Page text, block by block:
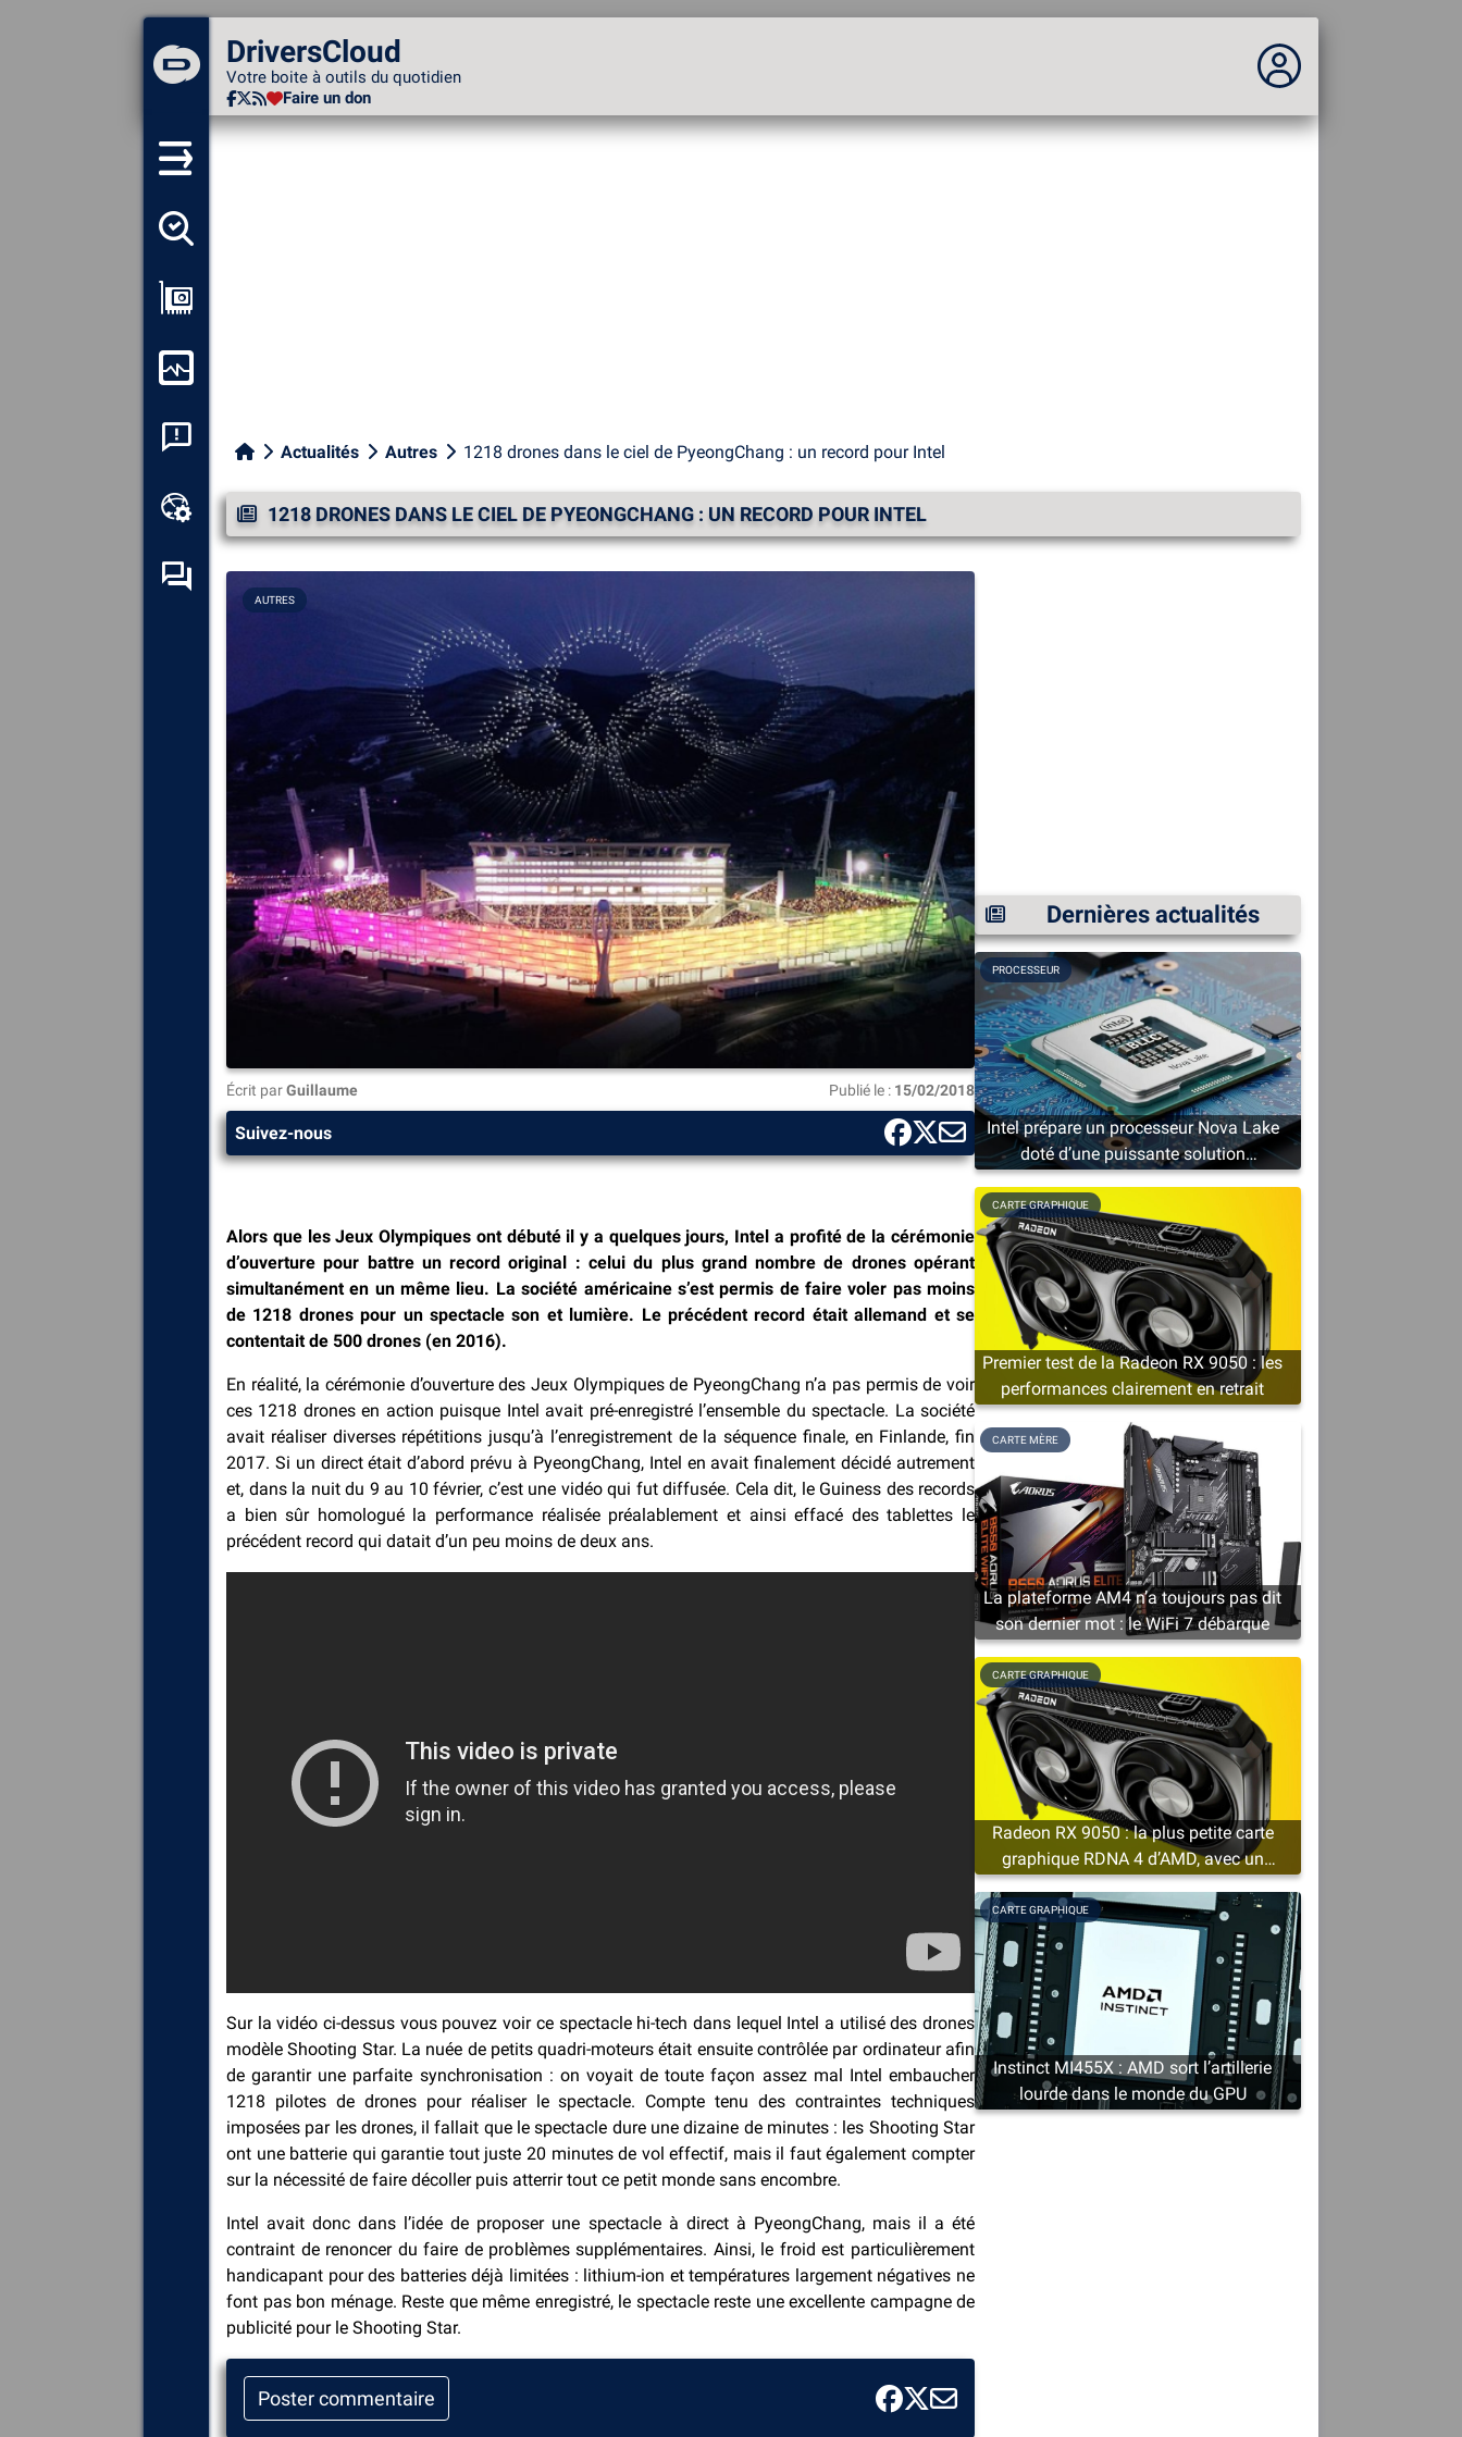
DriversCloud
Votre boite à outils du quotidien
Faire un don
Vous n'êtes pas connecté...
DriversCloud
Votre boite à outils du
quotidien
Faire un don
Boîte à outils en ligne
Forum d’entraide
tous les composants,
périphériques et logiciels
installés sur votre ordinateur.
toutes les causes provoquant
des plantages (écrans bleus).
Détectezet téléchargez tous
les pilotes manquants ou non
mis à jour sur votre système.
Actualités Autres 1218 drones dans le ciel de PyeongChang : un record pour Intel
1218 DRONES DANS LE CIEL DE PYEONGCHANG : UN RECORD POUR INTEL
AUTRES
Écrit parGuillaume Publié le : 15/02/2018
Suivez-nous
Alors que les Jeux Olympiques ont débuté il y a quelques jours, Intel a profité de la cérémonie
d’ouverture pour battre un record original : celui du plus grand nombre de drones opérant
simultanément en un même lieu. La société américaine s’est permis de faire voler pas moins
de 1218 drones pour un spectacle son et lumière. Le précédent record était allemand et se
contentait de 500 drones (en 2016).
En réalité, la cérémonie d’ouverture des Jeux Olympiques de PyeongChang n’a pas permis de voir
ces 1218 drones en action puisque Intel avait pré-enregistré l’ensemble du spectacle. La société
avait réaliser diverses répétitions jusqu’à l’enregistrement de la séquence finale, en Finlande, fin
2017. Si un direct était d’abord prévu à PyeongChang, Intel en avait finalement décidé autrement
et, dans la nuit du 9 au 10 février, c’est une vidéo qui fut diffusée. Cela dit, le Guiness des records
a bien sûr homologué la performance réalisée préalablement et ainsi effacé des tablettes le
précédent record qui datait d’un peu moins de deux ans.
Sur la vidéo ci-dessus vous pouvez voir ce spectacle hi-tech dans lequel Intel a utilisé des drones
modèle Shooting Star. La nuée de petits quadri-moteurs était ensuite contrôlée par ordinateur afin
de garantir une parfaite synchronisation : on voyait de toute façon assez mal Intel embaucher
1218 pilotes de drones pour réaliser le spectacle. Compte tenu des contraintes techniques
imposées par les drones, il fallait que le spectacle dure une dizaine de minutes : les Shooting Star
ont une batterie qui garantie tout juste 20 minutes de vol effectif, mais il faut également compter
sur la nécessité de faire décoller puis atterrir tout ce petit monde sans encombre.
Intel avait donc dans l’idée de proposer une spectacle à direct à PyeongChang, mais il a été
contraint de renoncer du faire de problèmes supplémentaires. Ainsi, le froid est particulièrement
handicapant pour des batteries déjà limitées : lithium-ion et températures largement négatives ne
font pas bon ménage. Reste que même enregistré, le spectacle reste une excellente campagne de
publicité pour le Shooting Star.
Poster commentaire
Dernières actualités
Intel prépare un processeur Nova Lake
doté d’une puissante solution
graphique
PROCESSEUR
Premier test de la Radeon RX 9050 : les
performances clairement en retrait
CARTE GRAPHIQUE
La plateforme AM4 n’a toujours pas dit
son dernier mot : le WiFi 7 débarque
CARTE MÈRE
Radeon RX 9050 : la plus petite carte
graphique RDNA 4 d’AMD, avec un
minimum de 4 Go de VRAM
CARTE GRAPHIQUE
Instinct MI455X : AMD sort l’artillerie
lourde dans le monde du GPU
CARTE GRAPHIQUE